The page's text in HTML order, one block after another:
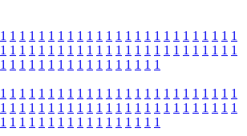
1 1 1 1 1 1 1 1 1 1 1 1 1 1 1 1 1 1 1 1 1 1 1 1 1
1 1 1 1 1 1 1 1 1 1 1 1 1 1 1 1 1 1 1 1 1 1 1 1 1
1 1 1 1 1 1 1 1 1 1 1 1 1 1 1 1 1
1 1 1 1 1 1 1 1 1 1 1 1 1 1 1 1 1 1 1 1 1 1 1 1 1
1 1 1 1 1 1 1 1 1 1 1 1 1 1 1 1 1 1 1 1 1 1 1 1 1
1 1 1 1 1 1 1 1 1 1 1 1 1 1 1 1 1